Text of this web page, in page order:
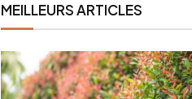
MEILLEURS ARTICLES